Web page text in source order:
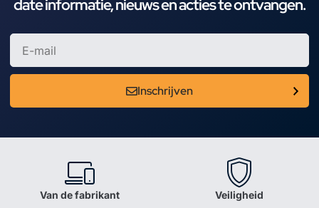
date informatie, nieuws en acties te ontvangen.
Inschrijven
Van de fabrikant Veiligheid